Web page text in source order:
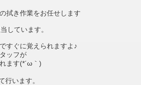
拭き作業をお任せします
しています。
すぐに覚えられますよ♪
ッフが
ます(*´ω｀)
行います。